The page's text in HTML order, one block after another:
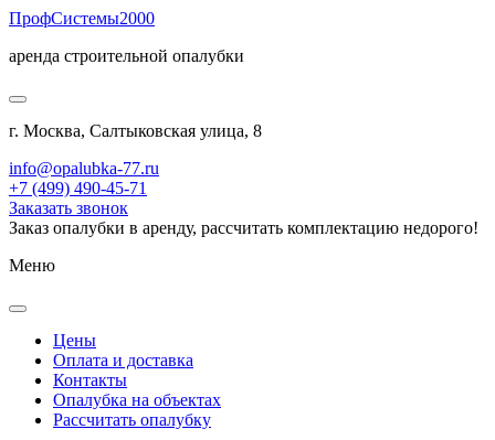
ПрофСистемы2000
аренда строительной опалубки
г. Москва, Салтыковская улица, 8
info@opalubka-77.ru
+7 (499) 490-45-71
Заказать звонок
Заказ опалубки в аренду, рассчитать комплектацию недорого!
Меню
Цены
Оплата и доставка
Контакты
Опалубка на объектах
Рассчитать опалубку